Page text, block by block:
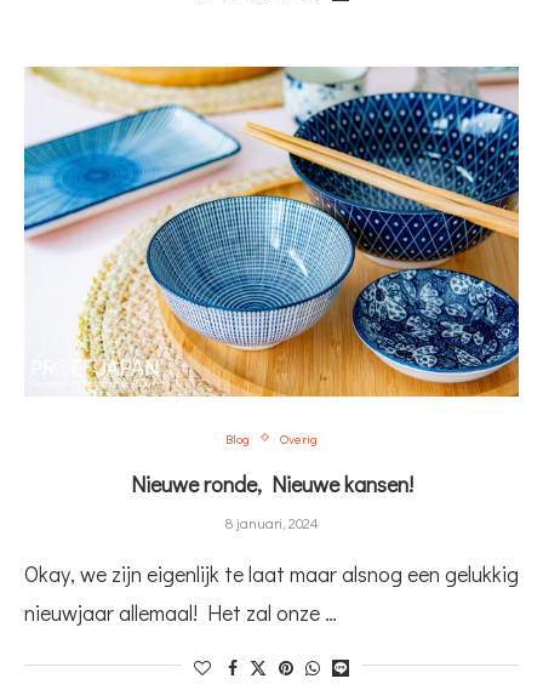
Blog Overig
Nieuwe ronde, Nieuwe kansen!
8 januari, 2024
Okay, we zijn eigenlijk te laat maar alsnog een gelukkig
nieuwjaar allemaal! Het zal onze …